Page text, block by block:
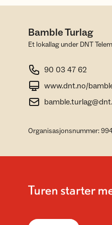
Bamble Turlag
Et lokallag under DNT
90 03 47 62
www.dnt.no/
Organisasjonsnummer: